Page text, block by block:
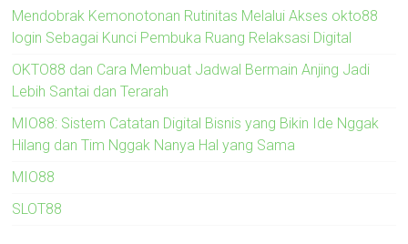
Mendobrak Kemonotonan Rutinitas Melalui Akses okto88
login Sebagai Kunci Pembuka Ruang Relaksasi Digital
OKTO88 dan Cara Membuat Jadwal Bermain Anjing Jadi
Lebih Santai dan Terarah
MIO88: Sistem Catatan Digital Bisnis yang Bikin Ide Nggak
Hilang dan Tim Nggak Nanya Hal yang Sama
MIO88
SLOT88